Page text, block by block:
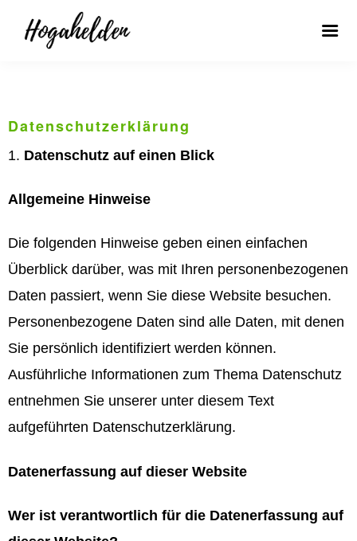
Datenschutzerklärung
Datenschutz auf einen Blick
Allgemeine Hinweise
Die folgenden Hinweise geben einen einfachen
Überblick darüber, was mit Ihren personenbezogenen
Daten passiert, wenn Sie diese Website besuchen.
Personenbezogene Daten sind alle Daten, mit denen
Sie persönlich identifiziert werden können.
Ausführliche Informationen zum Thema Datenschutz
entnehmen Sie unserer unter diesem Text
aufgeführten Datenschutzerklärung.
Datenerfassung auf dieser Website
Wer ist verantwortlich für die Datenerfassung auf